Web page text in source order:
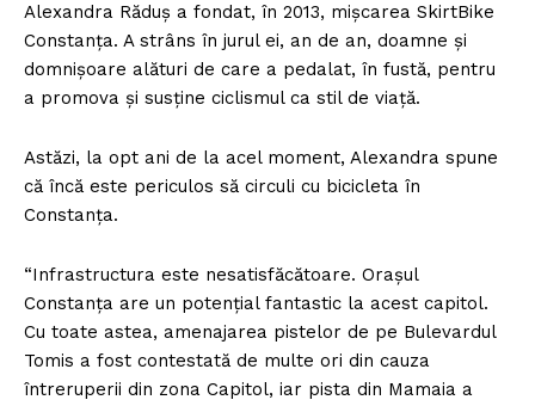
Alexandra Răduș a fondat, în 2013, mișcarea SkirtBike
Constanța. A strâns în jurul ei, an de an, doamne și
domnișoare alături de care a pedalat, în fustă, pentru
a promova și susține ciclismul ca stil de viață.
Astăzi, la opt ani de la acel moment, Alexandra spune
că încă este periculos să circuli cu bicicleta în
Constanța.
“Infrastructura este nesatisfăcătoare. Orașul
Constanța are un potențial fantastic la acest capitol.
Cu toate astea, amenajarea pistelor de pe Bulevardul
Tomis a fost contestată de multe ori din cauza
întreruperii din zona Capitol, iar pista din Mamaia a